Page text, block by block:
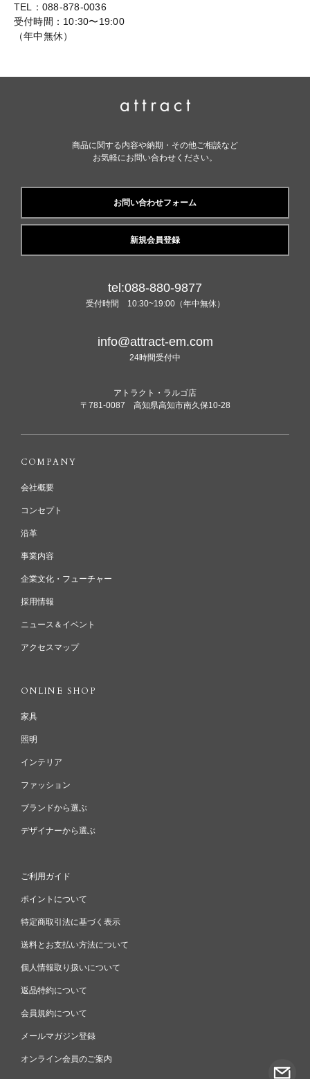
TEL：088-878-0036
受付時間：10:30〜19:00
（年中無休）
商品に関する内容や納期・その他ご相談など
お気軽にお問い合わせください。
お問い合わせフォーム
新規会員登録
tel:088-880-9877
受付時間 10:30~19:00（年中無休）
info@attract-em.com
24時間受付中
アトラクト・ラルゴ店
〒781-0087 高知県高知市南久保10-28
COMPANY
会社概要
コンセプト
沿革
事業内容
企業文化・フューチャー
採用情報
ニュース＆イベント
アクセスマップ
ONLINE SHOP
家具
照明
インテリア
ファッション
ブランドから選ぶ
デザイナーから選ぶ
ご利用ガイド
ポイントについて
特定商取引法に基づく表示
送料とお支払い方法について
個人情報取り扱いについて
返品特約について
会員規約について
メールマガジン登録
オンライン会員のご案内